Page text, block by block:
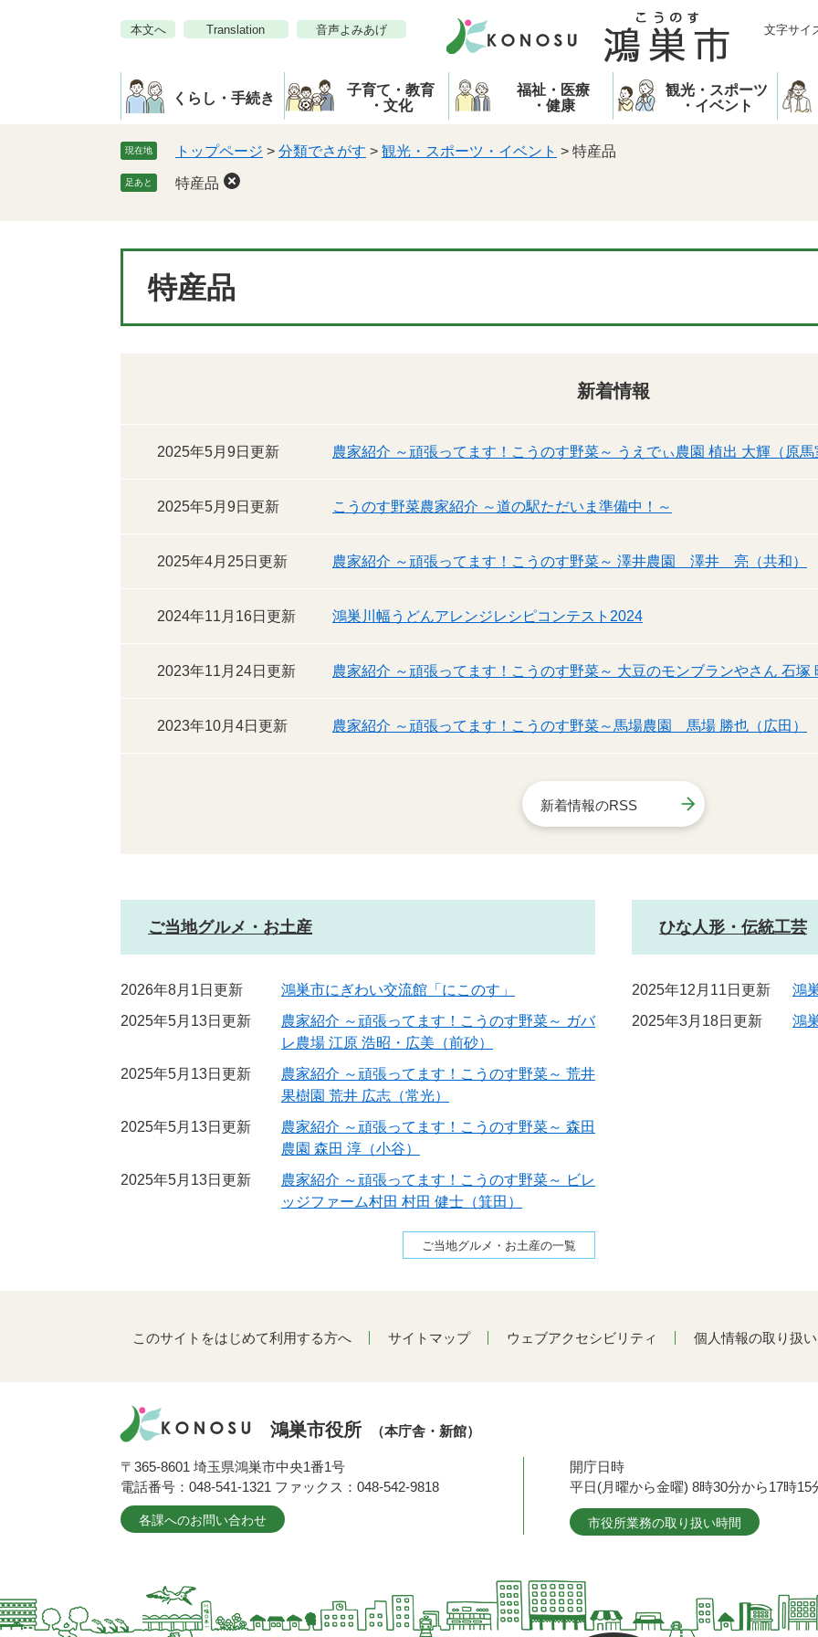
本文へ Translation 音声よみあげ 文字サイ
くらし・手続き
子育て・教育
・文化
福祉・医療
・健康
観光・スポーツ
・イベント
現在地 トップページ > 分類でさがす > 観光・スポーツ・イベント > 特産品
足あと 特産品
特産品
新着情報
2025年5月9日更新 農家紹介 ～頑張ってます！こうのす野菜～ うえでぃ農園 植出 大輝（原馬
2025年5月9日更新 こうのす野菜農家紹介 ～道の駅ただいま準備中！～
2025年4月25日更新 農家紹介 ～頑張ってます！こうのす野菜～ 澤井農園 澤井 亮（共和）
2024年11月16日更新 鴻巣川幅うどんアレンジレシピコンテスト2024
2023年11月24日更新 農家紹介 ～頑張ってます！こうのす野菜～ 大豆のモンブランやさん 石塚
2023年10月4日更新 農家紹介 ～頑張ってます！こうのす野菜～馬場農園 馬場 勝也（広田）
新着情報のRSS
ご当地グルメ・お土産
2026年8月1日更新
鴻巣市にぎわい交流館「にこのす」
2025年5月13日更新
農家紹介 ～頑張ってます！こうのす野菜～ ガバ
レ農場 江原 浩昭・広美（前砂）
2025年5月13日更新
農家紹介 ～頑張ってます！こうのす野菜～ 荒井
果樹園 荒井 広志（常光）
2025年5月13日更新
農家紹介 ～頑張ってます！こうのす野菜～ 森田
農園 森田 淳（小谷）
2025年5月13日更新
農家紹介 ～頑張ってます！こうのす野菜～ ビレ
ッジファーム村田 村田 健士（箕田）
ご当地グルメ・お土産の一覧
ひな人形・伝統工芸
2025年12月11日更新
鴻
2025年3月18日更新
鴻
このサイトをはじめて利用する方へ サイトマップ ウェブアクセシビリティ 個人情報の取り扱
鴻巣市役所 （本庁舎・新館）
〒365-8601 埼玉県鴻巣市中央1番1号
電話番号：048-541-1321 ファックス：048-542-9818
各課へのお問い合わせ
開庁日時
平日(月曜から金曜) 8時30分から17時15
市役所業務の取り扱い時間